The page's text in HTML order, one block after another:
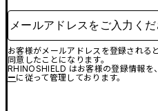
メールアドレスをご入力くだ
お客様がメールアドレスを登録される
同意したことになります。
RHINOSHIELD はお客様の登録情報を
ーに従って管理しております。